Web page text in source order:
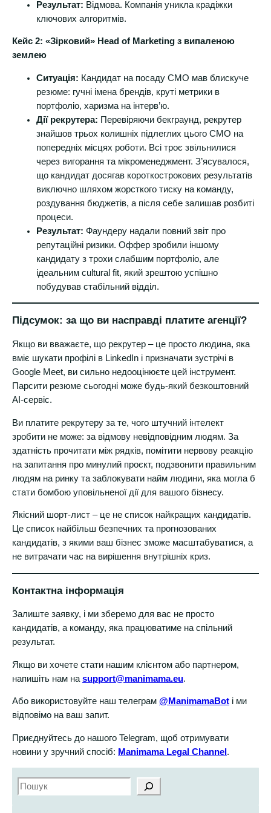
Результат: Відмова. Компанія уникла крадіжки
ключових алгоритмів.
Кейс 2: «Зірковий» Head of Marketing з випаленою
землею
Ситуація: Кандидат на посаду CMO мав блискуче
резюме: гучні імена брендів, круті метрики в
портфоліо, харизма на інтерв’ю.
Дії рекрутера: Перевіряючи бекграунд, рекрутер
знайшов трьох колишніх підлеглих цього CMO на
попередніх місцях роботи. Всі троє звільнилися
через вигорання та мікроменеджмент. З’ясувалося,
що кандидат досягав короткострокових результатів
виключно шляхом жорсткого тиску на команду,
роздування бюджетів, а після себе залишав розбиті
процеси.
Результат: Фаундеру надали повний звіт про
репутаційні ризики. Оффер зробили іншому
кандидату з трохи слабшим портфоліо, але
ідеальним cultural fit, який зрештою успішно
побудував стабільний відділ.
Підсумок: за що ви насправді платите агенції?
Якщо ви вважаєте, що рекрутер – це просто людина, яка
вміє шукати профілі в LinkedIn і призначати зустрічі в
Google Meet, ви сильно недооцінюєте цей інструмент.
Парсити резюме сьогодні може будь-який безкоштовний
AI-сервіс.
Ви платите рекрутеру за те, чого штучний інтелект
зробити не може: за відмову невідповідним людям. За
здатність прочитати між рядків, помітити нервову реакцію
на запитання про минулий проєкт, подзвонити правильним
людям на ринку та заблокувати найм людини, яка могла б
стати бомбою уповільненої дії для вашого бізнесу.
Якісний шорт-лист – це не список найкращих кандидатів.
Це список найбільш безпечних та прогнозованих
кандидатів, з якими ваш бізнес зможе масштабуватися, а
не витрачати час на вирішення внутрішніх криз.
Контактна інформація
Залиште заявку, і ми зберемо для вас не просто
кандидатів, а команду, яка працюватиме на спільний
результат.
Якщо ви хочете стати нашим клієнтом або партнером,
напишіть нам на support@manimama.eu.
Або використовуйте наш телеграм @ManimamaBot і ми
відповімо на ваш запит.
Приєднуйтесь до нашого Telegram, щоб отримувати
новини у зручний спосіб: Manimama Legal Channel .
S
e